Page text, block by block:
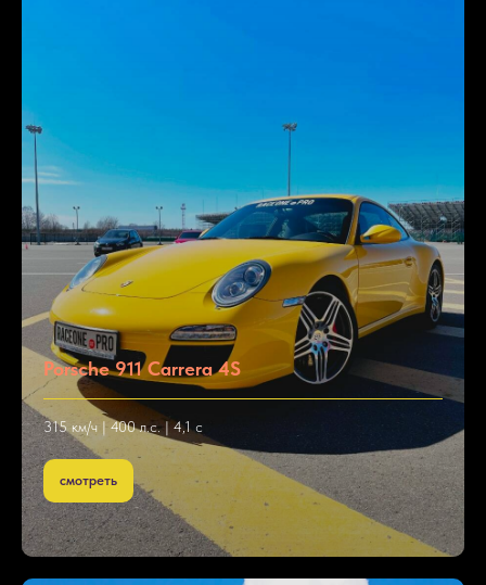
Porsche 911 Carrera 4S
315 км/ч | 400 л.с. | 4,1 с
смотреть